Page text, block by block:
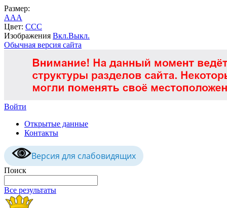
Размер:
AAA
Цвет: CCC
Изображения Вкл.Выкл.
Обычная версия сайта
Войти
Открытые данные
Контакты
Версия для слабовидящих
Поиск
Все результаты